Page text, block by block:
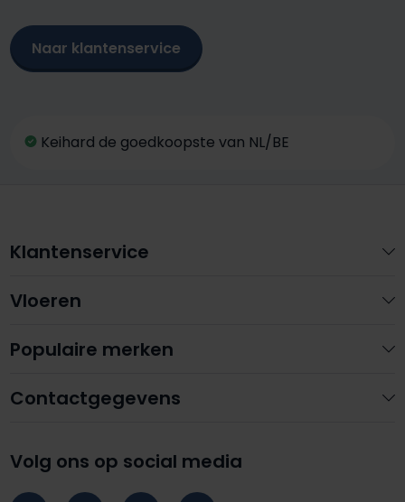
Naar klantenservice
Keihard de goedkoopste van NL/BE
Contactgegevens
Volg ons op social media
Klantenservice
Vloeren
Populaire merken